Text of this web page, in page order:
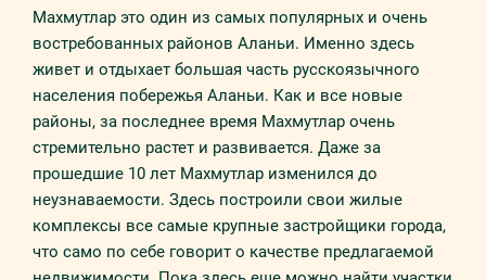
Махмутлар это один из самых популярных и очень
востребованных районов Аланьи. Именно здесь
живет и отдыхает большая часть русскоязычного
населения побережья Аланьи. Как и все новые
районы, за последнее время Махмутлар очень
стремительно растет и развивается. Даже за
прошедшие 10 лет Махмутлар изменился до
неузнаваемости. Здесь построили свои жилые
комплексы все самые крупные застройщики города,
что само по себе говорит о качестве предлагаемой